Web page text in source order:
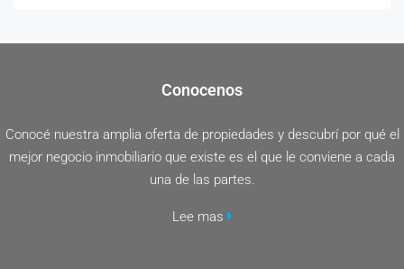
Conocenos
Conocé nuestra amplia oferta de propiedades y descubrí por qué el
mejor negocio inmobiliario que existe es el que le conviene a cada
una de las partes.
Lee mas